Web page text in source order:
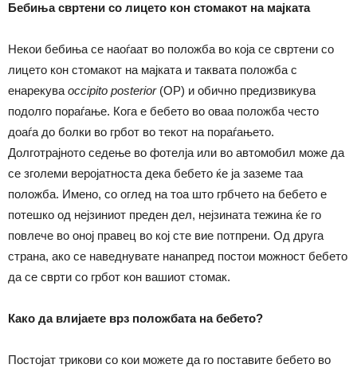
Бебиња свртени со лицето кон стомакот на мајката
Некои бебиња се наоѓаат во положба во која се свртени со
лицето кон стомакот на мајката и таквата положба с
енарекуваoccipito posterior(OP) и обично предизвикува
подолго пораѓање. Кога е бебето во оваа положба често
доаѓа до болки во грбот во текот на пораѓањето.
Долготрајното седење во фотелја или во автомобил може да
се зголеми веројатноста дека бебето ќе ја заземе таа
положба. Имено, со оглед на тоа што грбчето на бебето е
потешко од нејзиниот преден дел, нејзината тежина ќе го
повлече во оној правец во кој сте вие потпрени. Од друга
страна, ако се наведнувате нанапред постои можност бебето
да се сврти со грбот кон вашиот стомак.
Како да влијаете врз положбата на бебето?
Постојат трикови со кои можете да го поставите бебето во